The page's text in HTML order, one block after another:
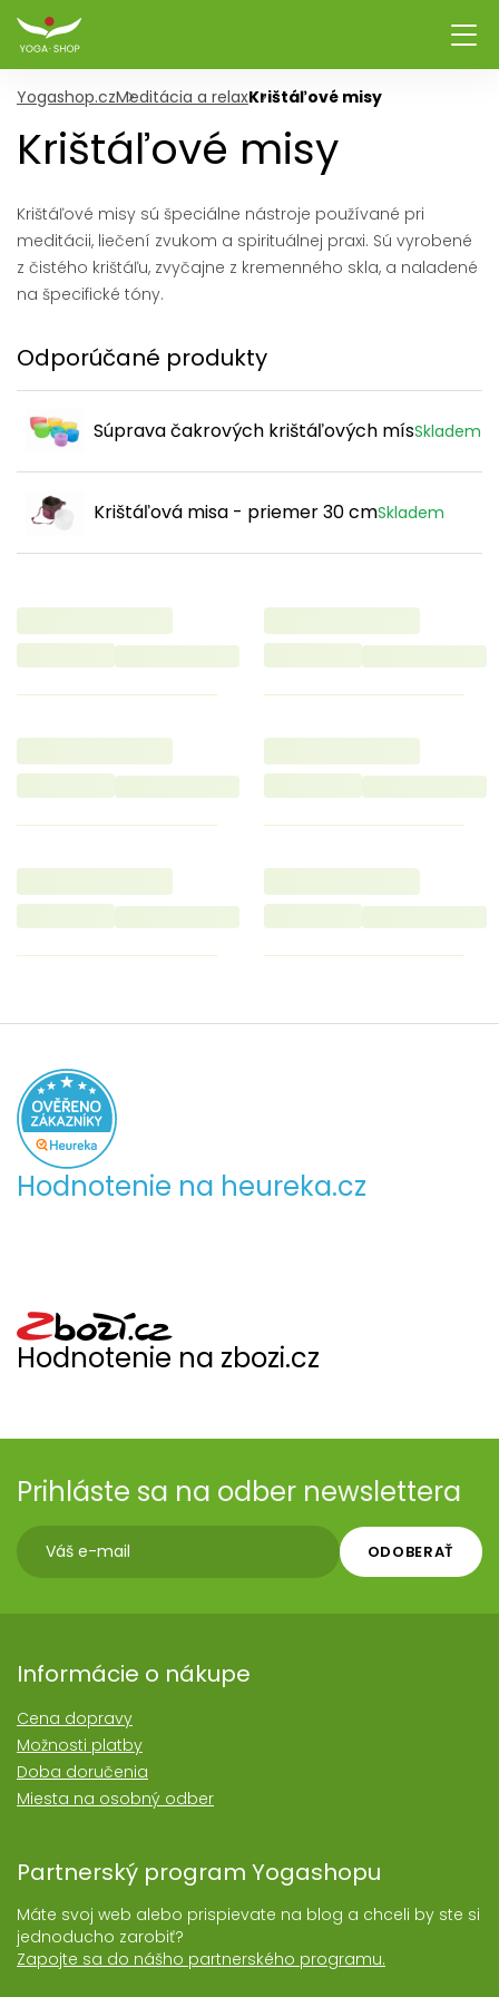
Yogashop.czMeditácia a relaxKrištáľové misy
Krištáľové misy
Krištáľové misy sú špeciálne nástroje používané pri
meditácii, liečení zvukom a spirituálnej praxi. Sú vyrobené
z čistého krištáľu, zvyčajne z kremenného skla, a naladené
na špecifické tóny.
Odporúčané produkty
Súprava čakrových krištáľových mísSkladem
Krištáľová misa - priemer 30 cmSkladem
Hodnotenie na heureka.cz
Hodnotenie na zbozi.cz
Prihláste sa na odber newslettera
ODOBERAŤ
Informácie o nákupe
Cena dopravy
Možnosti platby
Doba doručenia
Miesta na osobný odber
Partnerský program Yogashopu
Máte svoj web alebo prispievate na blog a chceli by ste si
jednoducho zarobiť?
Zapojte sa do nášho partnerského programu.